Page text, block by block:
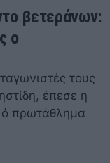
βετεράνων:
ο
τους
έπεσε η
πρωτάθλημα